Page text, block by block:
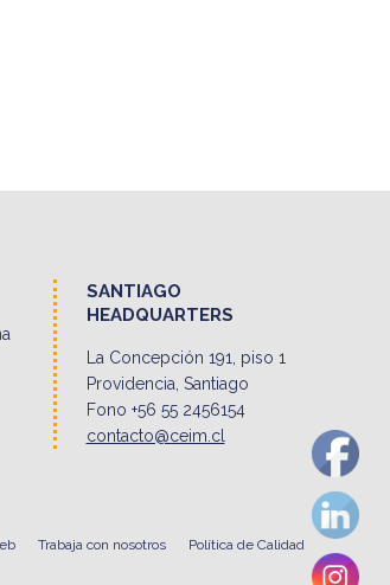
SANTIAGO
HEADQUARTERS
La Concepción 191, piso 1
Providencia, Santiago
Fono +56 55 2456154
contacto@ceim.cl
Trabaja con nosotros Política de Calidad